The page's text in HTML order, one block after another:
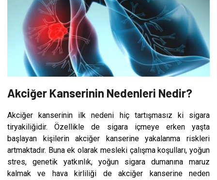
Akciğer Kanserinin Nedenleri Nedir?
Akciğer kanserinin ilk nedeni hiç tartışmasız ki sigara
tiryakiliğidir. Özellikle de sigara içmeye erken yaşta
başlayan kişilerin akciğer kanserine yakalanma riskleri
artmaktadır. Buna ek olarak mesleki çalışma koşulları, yoğun
stres, genetik yatkınlık, yoğun sigara dumanına maruz
kalmak ve hava kirliliği de akciğer kanserine neden